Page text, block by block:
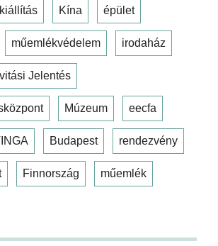
kiállítás Kína épület
műemlékvédelem irodaház
Jelentés
Múzeum eecfa
Budapest rendezvény
Finnország műemlék